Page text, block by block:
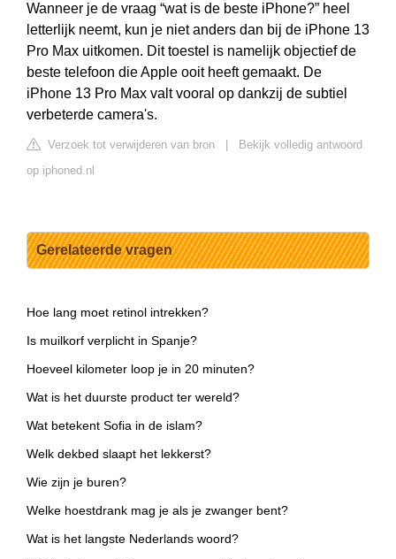
Wanneer je de vraag “wat is de beste iPhone?” heel
letterlijk neemt, kun je niet anders dan bij de iPhone 13
Pro Max uitkomen. Dit toestel is namelijk objectief de
beste telefoon die Apple ooit heeft gemaakt. De
iPhone 13 Pro Max valt vooral op dankzij de subtiel
verbeterde camera's.
Verzoek tot verwijderen van bron
Bekijk volledig antwoord
op iphoned.nl
Gerelateerde vragen
Hoe lang moet retinol intrekken?
Is muilkorf verplicht in Spanje?
Hoeveel kilometer loop je in 20 minuten?
Wat is het duurste product ter wereld?
Wat betekent Sofia in de islam?
Welk dekbed slaapt het lekkerst?
Wie zijn je buren?
Welke hoestdrank mag je als je zwanger bent?
Wat is het langste Nederlands woord?